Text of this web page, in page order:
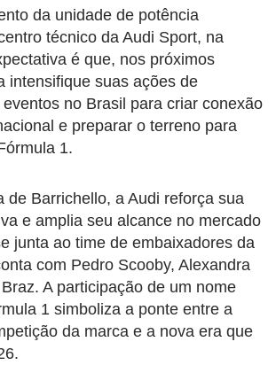
da unidade de potência
técnico da Audi Sport, na
é que, nos próximos
intensifique suas ações de
no Brasil para criar conexão
e preparar o terreno para
1.
de Barrichello, a Audi reforça sua
e amplia seu alcance no mercado
junta ao time de embaixadores da
com Pedro Scooby, Alexandra
A participação de um nome
1 simboliza a ponte entre a
da marca e a nova era que